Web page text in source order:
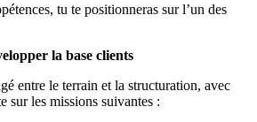
tu te positionneras sur l’un des
la base clients
entre le terrain et la structuration, avec
sur les missions suivantes :